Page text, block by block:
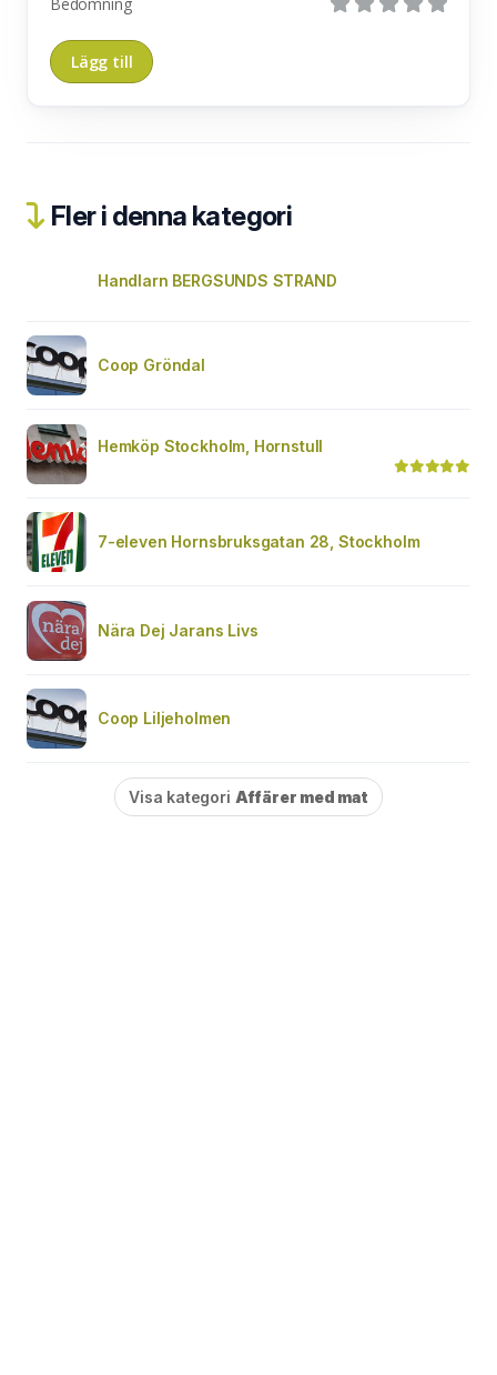
Fler i denna kategori
Handlarn BERGSUNDS STRAND
Coop Gröndal
Hemköp Stockholm, Hornstull
7-eleven Hornsbruksgatan 28, Stockholm
Nära Dej Jarans Livs
Coop Liljeholmen
Visa kategori Affärer med mat